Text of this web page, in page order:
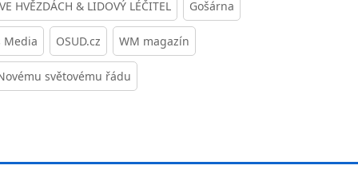
HVĚZDÁCH & LIDOVÝ LÉČITEL Gošárna
Media OSUD.cz WM magazín
světovému řádu